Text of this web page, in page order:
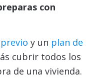
con
y un plan de
cubrir todos los
de una vivienda.